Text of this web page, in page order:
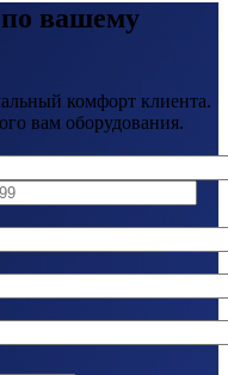
по вашему
комфорт клиента.
вам оборудования.